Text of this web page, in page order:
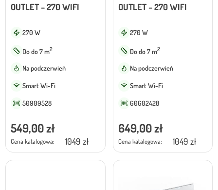
OUTLET – 270 WIFI
270 W
Do do 7 m2
Na podczerwień
Smart Wi-Fi
50909528
549,00zł
Cena katalogowa: 1049 zł
OUTLET – 270 WIFI
270 W
Do do 7 m2
Na podczerwień
Smart Wi-Fi
60602428
649,00zł
Cena katalogowa: 1049 zł